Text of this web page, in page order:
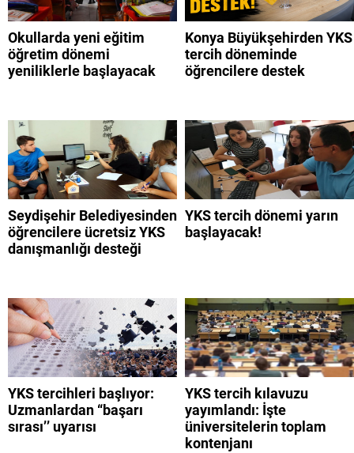
Okullarda yeni eğitim
öğretim dönemi
yeniliklerle başlayacak
Konya Büyükşehirden YKS
tercih döneminde
öğrencilere destek
Seydişehir Belediyesinden
öğrencilere ücretsiz YKS
danışmanlığı desteği
YKS tercih dönemi yarın
başlayacak!
YKS tercihleri başlıyor:
Uzmanlardan “başarı
sırası’’ uyarısı
YKS tercih kılavuzu
yayımlandı: İşte
üniversitelerin toplam
kontenjanı